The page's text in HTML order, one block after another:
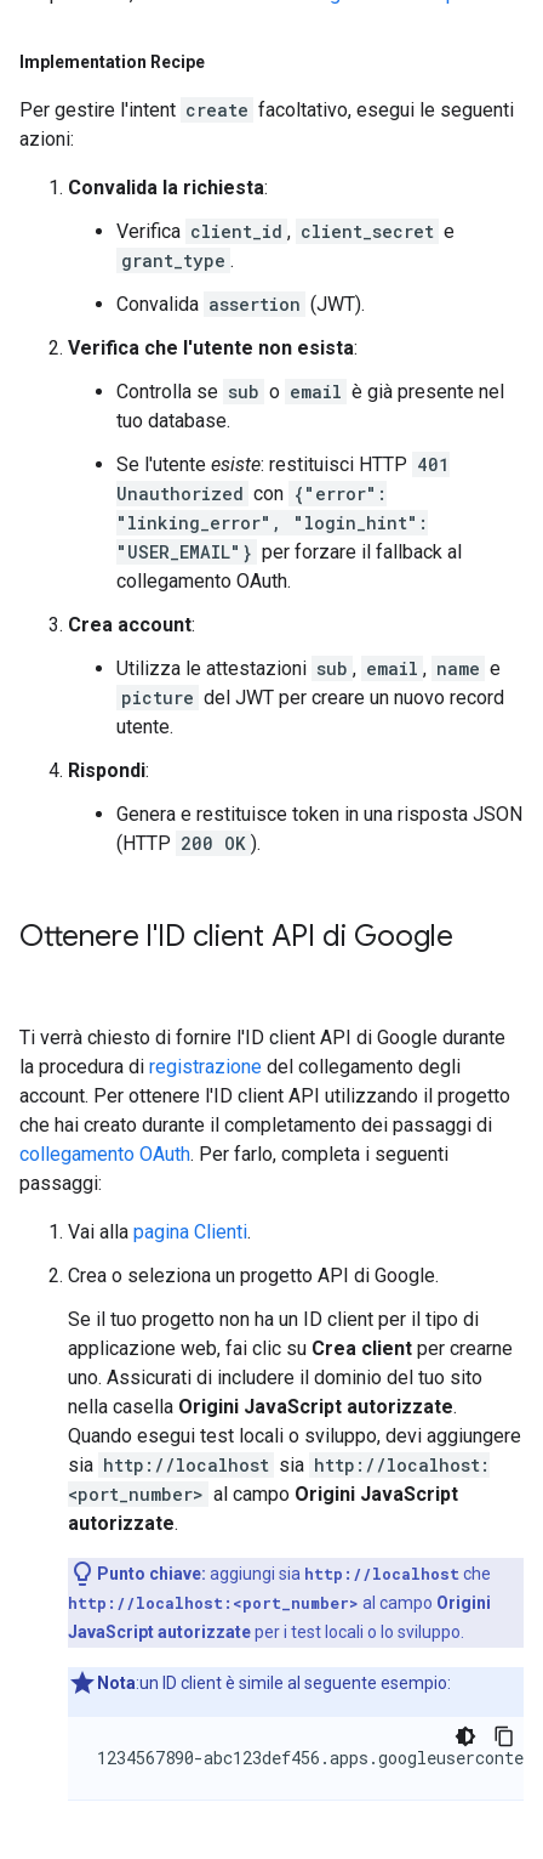
Implementation Recipe
Per gestire l'intent create facoltativo, esegui le seguenti
azioni:
Convalida la richiesta:
Verifica client_id , client_secret e
grant_type .
Convalida assertion (JWT).
Verifica che l'utente non esista:
Controlla se sub o email è già presente nel
tuo database.
Se l'utente esiste: restituisci HTTP 401
Unauthorized con {"error":
"linking_error", "login_hint":
"USER_EMAIL"} per forzare il fallback al
collegamento OAuth.
Crea account:
Utilizza le attestazioni sub , email , name e
picture del JWT per creare un nuovo record
utente.
Rispondi:
Genera e restituisce token in una risposta JSON
(HTTP 200 OK ).
Ottenere l'ID client API di Google
Ti verrà chiesto di fornire l'ID client API di Google durante
la procedura di registrazione del collegamento degli
account. Per ottenere l'ID client API utilizzando il progetto
che hai creato durante il completamento dei passaggi di
collegamento OAuth. Per farlo, completa i seguenti
passaggi:
Vai alla pagina Clienti.
Crea o seleziona un progetto API di Google.
Se il tuo progetto non ha un ID client per il tipo di
applicazione web, fai clic su Crea client per crearne
uno. Assicurati di includere il dominio del tuo sito
nella casella Origini JavaScript autorizzate.
Quando esegui test locali o sviluppo, devi aggiungere
sia http://localhost sia http://localhost:
<port_number> al campo Origini JavaScript
autorizzate.
Punto chiave: aggiungi sia http://localhostche
http://localhost:<port_number> al campo Origini
JavaScript autorizzateper i test locali o lo sviluppo.
Nota:un ID client è simile al seguente esempio: